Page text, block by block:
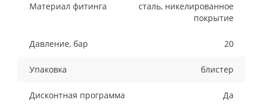
Материал фитинга
сталь, никелированное
покрытие
Давление, бар 20
Упаковка блистер
Дисконтная программа Да